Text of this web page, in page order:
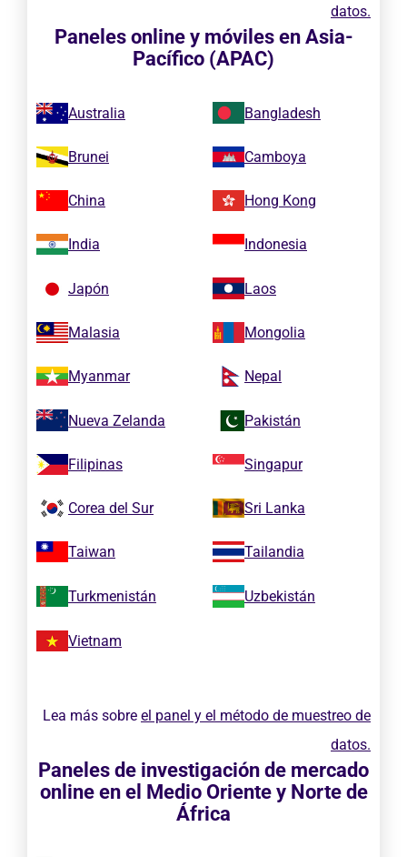
datos.
Paneles online y móviles en Asia-
Pacífico (APAC)
Australia Bangladesh
Brunei Camboya
China Hong Kong
India Indonesia
Japón Laos
Malasia Mongolia
Myanmar Nepal
Nueva Zelanda Pakistán
Filipinas Singapur
Corea del Sur Sri Lanka
Taiwan Tailandia
Turkmenistán Uzbekistán
Vietnam
Lea más sobre el panel y el método de muestreo de
datos.
Paneles de investigación de mercado
online en el Medio Oriente y Norte de
África